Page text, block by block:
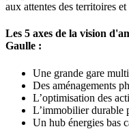
aux attentes des territoires
Les 5 axes de la vision
Gaulle :
Une grande gare
Des aménagements
L’optimisation des
L’immobilier durable
Un hub énergies bas